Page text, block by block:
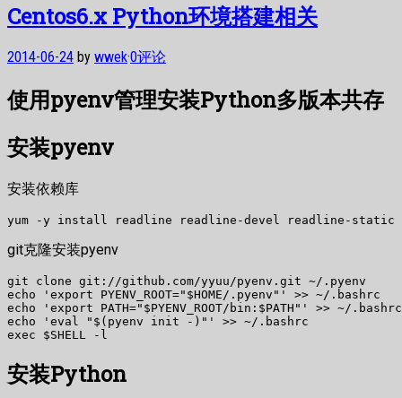
Centos6.x Python环境搭建相关
2014-06-24 by wwek·0评论
使用pyenv管理安装Python多版本共存
安装pyenv
安装依赖库
yum -y install readline readline-devel readline-static
git克隆安装pyenv
git clone git://github.com/yyuu/pyenv.git ~/.pyenv
echo 'export PYENV_ROOT="$HOME/.pyenv"' >> ~/.bashrc
echo 'export PATH="$PYENV_ROOT/bin:$PATH"' >> ~/.bashrc
echo 'eval "$(pyenv init -)"' >> ~/.bashrc
exec $SHELL -l
安装Python